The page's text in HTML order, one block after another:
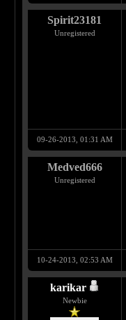
Spirit23181
Unregistered
09-26-2013, 01:31 AM
Medved666
Unregistered
10-24-2013, 02:53 AM
karikar
Newbie